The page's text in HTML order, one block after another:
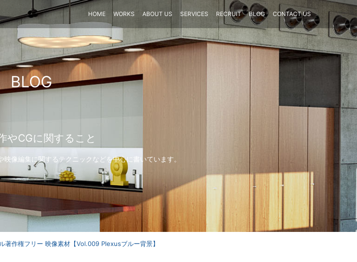
HOME WORKS ABOUT US SERVICES RECRUIT BLOG CONTACT US
BLOG
やCGに関すること
像編集に関するテクニックなどを中心に書いています。
著作権フリー 映像素材【Vol.009 Plexusブルー背景】